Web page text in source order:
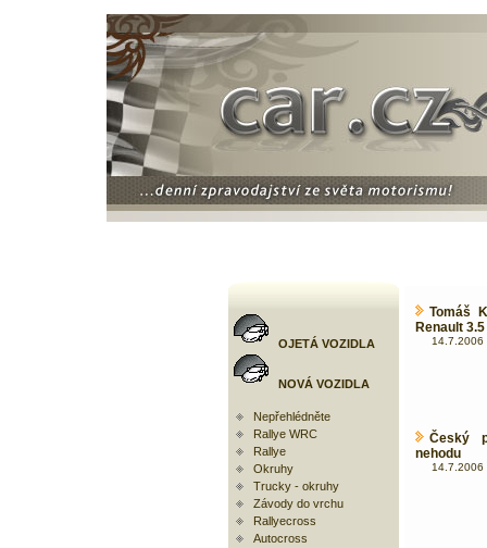
OJETÁ VOZIDLA
NOVÁ VOZIDLA
Nepřehlédněte
Rallye WRC
Rallye
Okruhy
Trucky - okruhy
Závody do vrchu
Rallyecross
Autocross
Tomáš
Renault
14.7.2006
Český
nehodu
14.7.2006